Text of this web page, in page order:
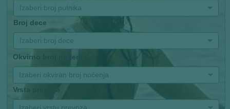
Izaberi broj putnika
Broj dece
Izaberi broj dece
Okvirno broj noćenja *
Izaberi okviran broj noćenja
Vrsta prevoza